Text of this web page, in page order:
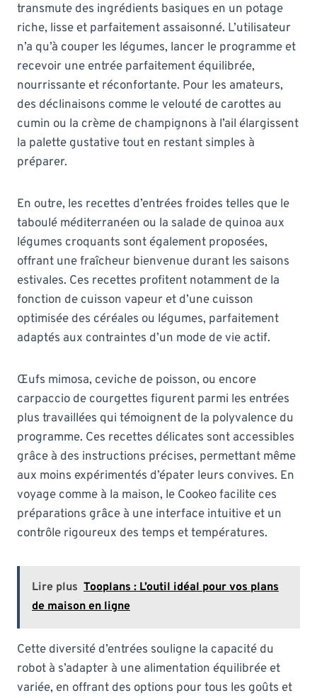
transmute des ingrédients basiques en un potage
riche, lisse et parfaitement assaisonné. L’utilisateur
n’a qu’à couper les légumes, lancer le programme et
recevoir une entrée parfaitement équilibrée,
nourrissante et réconfortante. Pour les amateurs,
des déclinaisons comme le velouté de carottes au
cumin ou la crème de champignons à l’ail élargissent
la palette gustative tout en restant simples à
préparer.
En outre, les recettes d’entrées froides telles que le
taboulé méditerranéen ou la salade de quinoa aux
légumes croquants sont également proposées,
offrant une fraîcheur bienvenue durant les saisons
estivales. Ces recettes profitent notamment de la
fonction de cuisson vapeur et d’une cuisson
optimisée des céréales ou légumes, parfaitement
adaptés aux contraintes d’un mode de vie actif.
Œufs mimosa, ceviche de poisson, ou encore
carpaccio de courgettes figurent parmi les entrées
plus travaillées qui témoignent de la polyvalence du
programme. Ces recettes délicates sont accessibles
grâce à des instructions précises, permettant même
aux moins expérimentés d’épater leurs convives. En
voyage comme à la maison, le Cookeo facilite ces
préparations grâce à une interface intuitive et un
contrôle rigoureux des temps et températures.
Lire plus Tooplans : L’outil idéal pour vos plans
de maison en ligne
Cette diversité d’entrées souligne la capacité du
robot à s’adapter à une alimentation équilibrée et
variée, en offrant des options pour tous les goûts et